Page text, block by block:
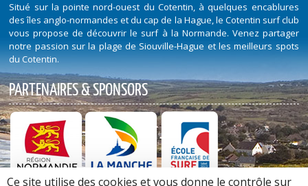
Situé sur la pointe nord-ouest du Cotentin, à quelques encablures
des îles anglo-normandes et du cap de la Hague, le Cotentin surf club
vous propose de découvrir le surf à la Normande. Venez partager
notre passion sur la plage de Siouville-Hague et les meilleurs spots
du Cotentin.
PARTENAIRES & SPONSORS
Ce site utilise des cookies et vous donne le contrôle sur